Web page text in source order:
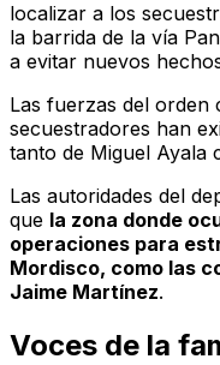
localizar a los
la barrida de la vía
a evitar nuevos
Las fuerzas del orden
secuestradores han
tanto de Miguel Ayala
Las autoridades del
que la zona donde
operaciones para
Mordisco, como las
Jaime Martínez.
Voces de la